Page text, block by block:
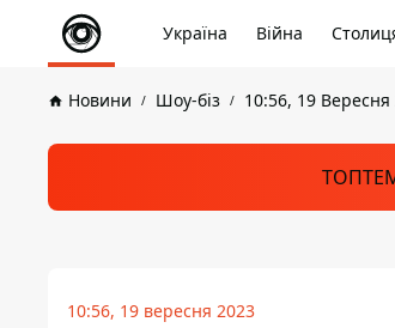
Україна Війна
Новини Шоу-біз 10:56, 19 Вересня
10:56, 19 вересня 2023